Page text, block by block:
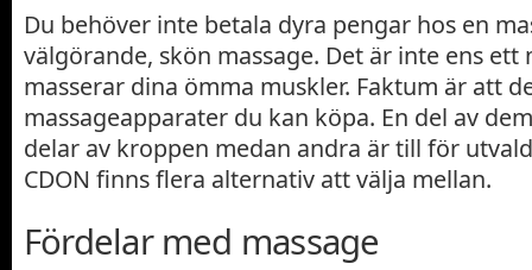
Du behöver inte betala dyra pengar hos en
välgörande, skön massage. Det är inte ens ett
masserar dina ömma muskler. Faktum är att
massageapparater du kan köpa. En del av
delar av kroppen medan andra är till för
CDON finns flera alternativ att välja mellan.
Fördelar med massage